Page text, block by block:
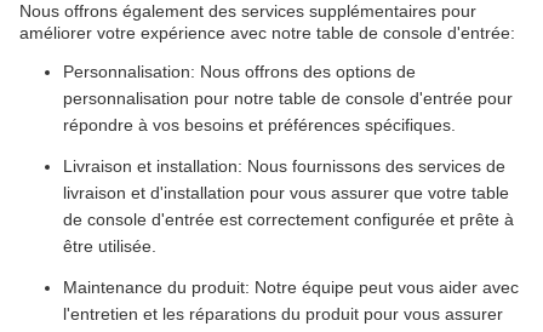
Nous offrons également des services supplémentaires pour
améliorer votre expérience avec notre table de console d'entrée:
Personnalisation: Nous offrons des options de
personnalisation pour notre table de console d'entrée pour
répondre à vos besoins et préférences spécifiques.
Livraison et installation: Nous fournissons des services de
livraison et d'installation pour vous assurer que votre table
de console d'entrée est correctement configurée et prête à
être utilisée.
Maintenance du produit: Notre équipe peut vous aider avec
l'entretien et les réparations du produit pour vous assurer